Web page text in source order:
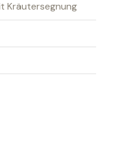
Kräutersegnung